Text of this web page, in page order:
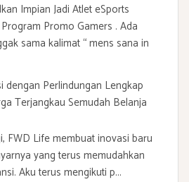
Impian Jadi Atlet eSports
Promo Gamers . Ada
sama kalimat “ mens sana in
dengan Perlindungan Lengkap
Terjangkau Semudah Belanja
FWD Life membuat inovasi baru
yang terus memudahkan
Aku terus mengikuti p...